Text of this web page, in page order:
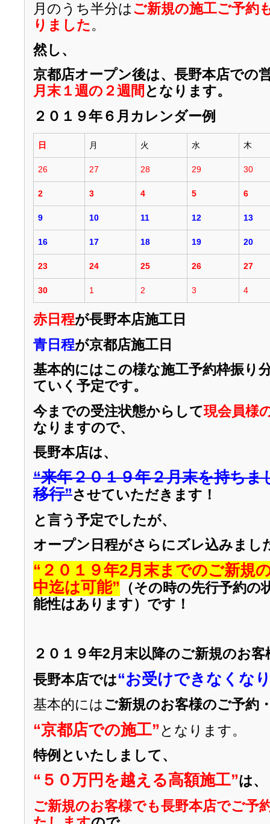
月のうち半分は ご新規の施工ご予約
りました 。
然し、
京都店オープン後は、長野本店での
月末１週の２週間 となります。
２０１９年６月カレンダー例
日 月 火 水 木
26 27 28 29 30
2 3 4 5 6
9 10 11 12 13
16 17 18 19 20
23 24 25 26 27
30 1 2 3 4
赤日程が長野本店施工日
青日程が京都店施工日
基本的にはこの様な施工予約枠振り
ていく予定です。
今までの受注状態からして現会員様
なりますので、
長野本店は、
“来年２０１９年２月末を持ちま
移行”させていただきます！
と言う予定でしたが、
オープン日程がさらにズレ込みまし
“２０１９年2月末までのご新規
中迄は可能” （その時の先行予約
能性はあります）です ！
２０１９年2月末以降のご新規のお
長野本店では“お受けできなくな
基本的には ご新規のお客様のご予約
“京都店での施工” となります。
特例といたしまして、
“５０万円を越える高額施工”は、
ご新規のお客様でも長野本店でご予